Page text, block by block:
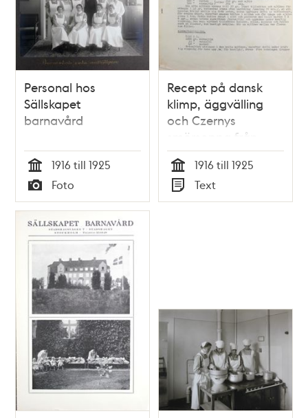
Personal hos
Sällskapet
barnavård
Tid
1916 till 1925
Typ
Foto
Recept på dansk
klimp, äggvälling
och Czernys
smörsoppa från
Sällskapet
barnavård
Tid
1916 till 1925
Typ
Text